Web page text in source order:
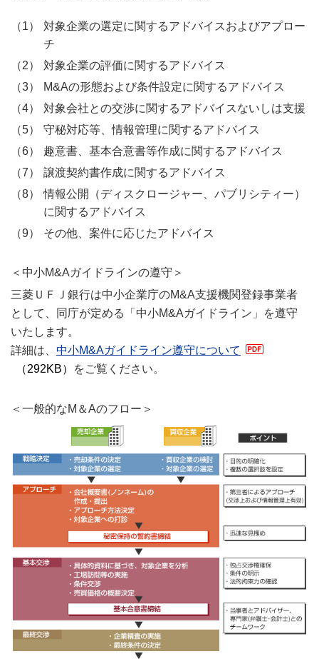
対象企業の選定に関するアドバイスおよびアプロー
チ
対象企業の評価に関するアドバイス
M&Aの形態および条件設定に関するアドバイス
対象会社との交渉に関するアドバイスないしは支援
守秘対応等、情報管理に関するアドバイス
趣意書、基本合意書等作成に関するアドバイス
譲渡契約書作成に関するアドバイス
情報公開（ディスクロージャー、パブリシティー）
に関するアドバイス
その他、案件に応じたアドバイス
＜中小M&Aガイドラインの遵守＞
三菱ＵＦＪ銀行は中小企業庁のM&A支援機関登録事業者
として、同庁が定める「中小M&Aガイドライン」を遵守
いたします。
詳細は、 中小M&Aガイドライン遵守について
（292KB）
をご覧ください。
＜一般的なM＆Aのフロー＞